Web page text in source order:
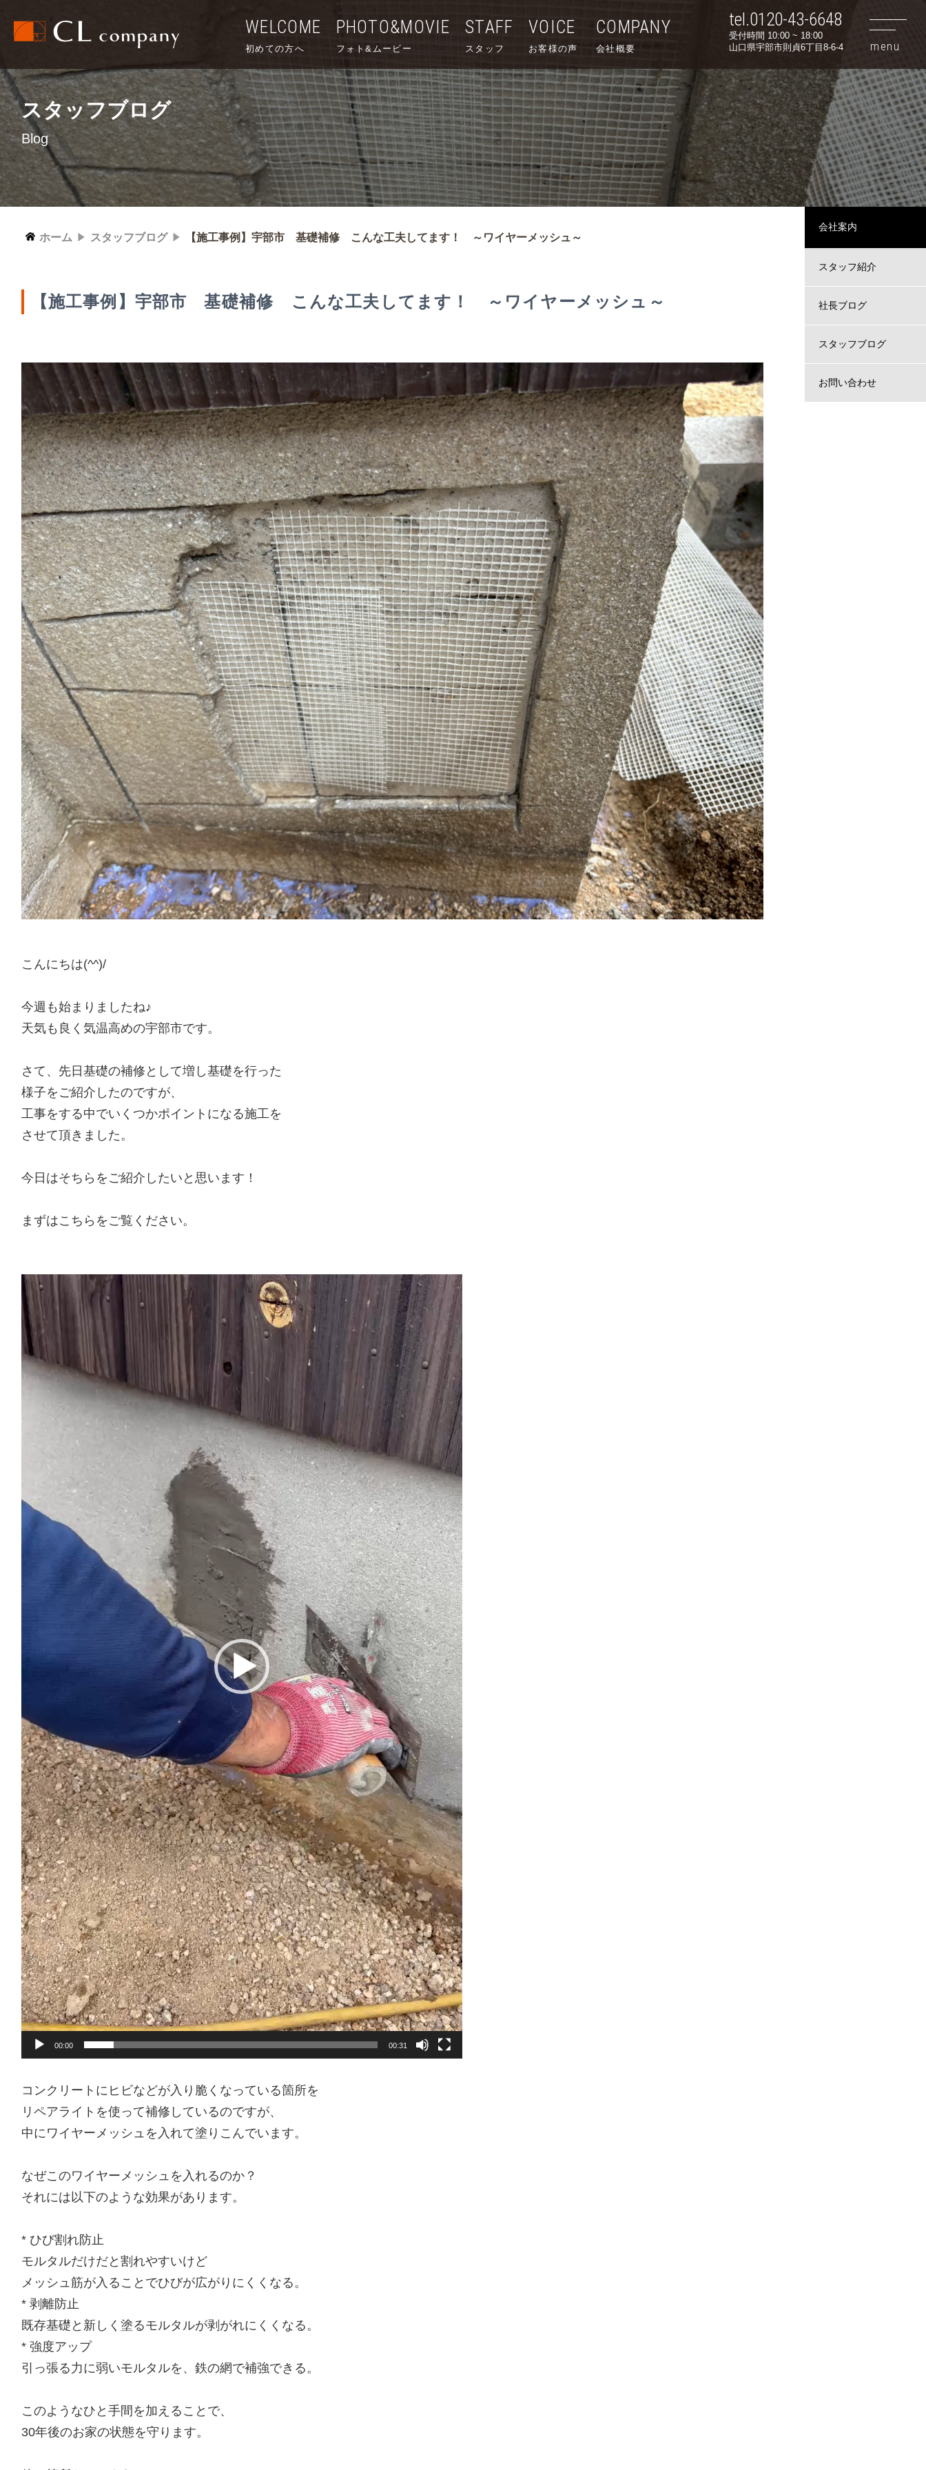
WELCOME
初めての方へ
PHOTO&MOVIE
フォト&ムービー
STAFF
スタッフ
VOICE
お客様の声
COMPANY
会社概要
tel.0120-43-6648
受付時間 10:00 ~ 18:00
山口県宇部市則貞6丁目8-6-4
スタッフブログ
Blog
ホーム スタッフブログ 【施工事例】宇部市 基礎補修 こんな工夫してます！ ～ワイヤーメッシュ～
【施工事例】宇部市 基礎補修 こんな工夫してます！ ～ワイヤーメッシュ～
こんにちは(^^)/
今週も始まりましたね♪
天気も良く気温高めの宇部市です。
さて、先日基礎の補修として増し基礎を行った
様子をご紹介したのですが、
工事をする中でいくつかポイントになる施工を
させて頂きました。
今日はそちらをご紹介したいと思います！
まずはこちらをご覧ください。
動
画
プ
レ
ー
ヤ
ー
00:00 00:31
コンクリートにヒビなどが入り脆くなっている箇所を
リペアライトを使って補修しているのですが、
中にワイヤーメッシュを入れて塗りこんでいます。
なぜこのワイヤーメッシュを入れるのか？
それには以下のような効果があります。
* ひび割れ防止
モルタルだけだと割れやすいけど
メッシュ筋が入ることでひびが広がりにくくなる。
* 剥離防止
既存基礎と新しく塗るモルタルが剥がれにくくなる。
* 強度アップ
引っ張る力に弱いモルタルを、鉄の網で補強できる。
このようなひと手間を加えることで、
30年後のお家の状態を守ります。
会社案内
スタッフ紹介
社長ブログ
スタッフブログ
お問い合わせ